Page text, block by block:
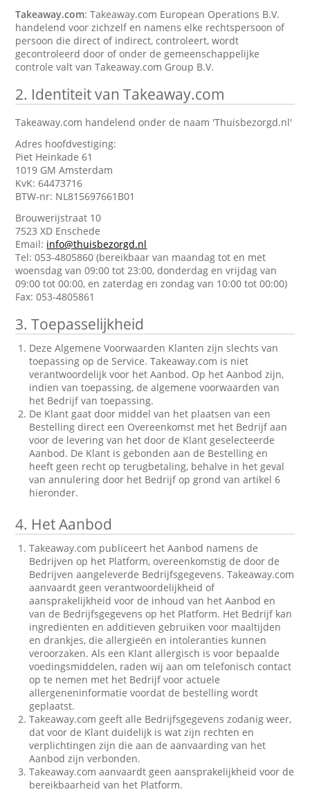
Takeaway.com: Takeaway.com European Operations B.V.
handelend voor zichzelf en namens elke rechtspersoon of
persoon die direct of indirect, controleert, wordt
gecontroleerd door of onder de gemeenschappelijke
controle valt van Takeaway.com Group B.V.
2. Identiteit van Takeaway.com
Takeaway.com handelend onder de naam 'Thuisbezorgd.nl'
Adres hoofdvestiging:
Piet Heinkade 61
1019 GM Amsterdam
KvK: 64473716
BTW-nr: NL815697661B01
Brouwerijstraat 10
7523 XD Enschede
Email: info@thuisbezorgd.nl
Tel: 053-4805860 (bereikbaar van maandag tot en met
woensdag van 09:00 tot 23:00, donderdag en vrijdag van
09:00 tot 00:00, en zaterdag en zondag van 10:00 tot 00:00)
Fax: 053-4805861
3. Toepasselijkheid
Deze Algemene Voorwaarden Klanten zijn slechts van
toepassing op de Service. Takeaway.com is niet
verantwoordelijk voor het Aanbod. Op het Aanbod zijn,
indien van toepassing, de algemene voorwaarden van
het Bedrijf van toepassing.
De Klant gaat door middel van het plaatsen van een
Bestelling direct een Overeenkomst met het Bedrijf aan
voor de levering van het door de Klant geselecteerde
Aanbod. De Klant is gebonden aan de Bestelling en
heeft geen recht op terugbetaling, behalve in het geval
van annulering door het Bedrijf op grond van artikel 6
hieronder.
4. Het Aanbod
Takeaway.com publiceert het Aanbod namens de
Bedrijven op het Platform, overeenkomstig de door de
Bedrijven aangeleverde Bedrijfsgegevens. Takeaway.com
aanvaardt geen verantwoordelijkheid of
aansprakelijkheid voor de inhoud van het Aanbod en
van de Bedrijfsgegevens op het Platform. Het Bedrijf kan
ingrediënten en additieven gebruiken voor maaltijden
en drankjes, die allergieën en intoleranties kunnen
veroorzaken. Als een Klant allergisch is voor bepaalde
voedingsmiddelen, raden wij aan om telefonisch contact
op te nemen met het Bedrijf voor actuele
allergeneninformatie voordat de bestelling wordt
geplaatst.
Takeaway.com geeft alle Bedrijfsgegevens zodanig weer,
dat voor de Klant duidelijk is wat zijn rechten en
verplichtingen zijn die aan de aanvaarding van het
Aanbod zijn verbonden.
Takeaway.com aanvaardt geen aansprakelijkheid voor de
bereikbaarheid van het Platform.